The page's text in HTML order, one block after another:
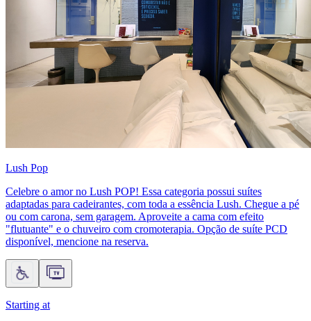
Lush Pop
Celebre o amor no Lush POP! Essa categoria possui suítes
adaptadas para cadeirantes, com toda a essência Lush. Chegue a pé
ou com carona, sem garagem. Aproveite a cama com efeito
"flutuante" e o chuveiro com cromoterapia. Opção de suíte PCD
disponível, mencione na reserva.
Starting at